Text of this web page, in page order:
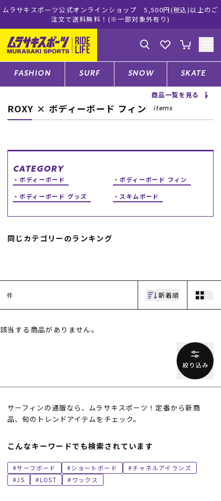
ムラサキスポーツ公式オンラインショップ 5,500円(税込)以上のご
注文で送料無料！(※一部対象外有り)
ゲスト様
ログイン 会員登録
店舗一覧
CATEGORY
ファッションTOP
スノーTOP
ブランド一覧
ー
お問い合わせ
ニュース
FASHION SURF SNOW SKATE
商品一覧を見る
ROXY × ボディーボード フィン items
CATEGORY
ボディーボード
ボディーボード フィン
ボディーボード グッズ
スキムボード
同じカテゴリーのランキング
件 新着順
該当する商品がありません。
サーフィンの通販なら、ムラサキスポーツ！定番から新商
品、旬のトレンドアイテムをチェック。
こんなキーワードでも検索されています
サーフボード ショートボード
チャネルアイランズ
JS
LOST ワックス